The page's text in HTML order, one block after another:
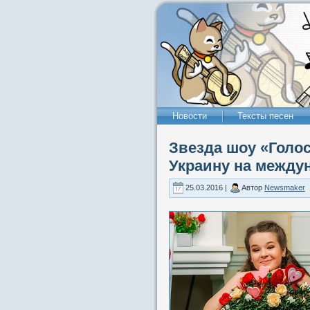
Новости Тексты песен
Звезда шоу
Украину на
25.03.2016 | Автор Newsmaker